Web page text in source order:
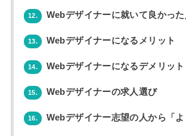
12. Webデザイナーに就いて良かっ
13. Webデザイナーになるメリット
14. Webデザイナーになるデメリット
15. Webデザイナーの求人選び
16. Webデザイナー志望の人から「よ